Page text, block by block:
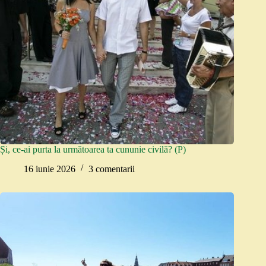
Și, ce-ai purta la următoarea ta cununie civilă? (P)
16 iunie 2026
3 comentarii